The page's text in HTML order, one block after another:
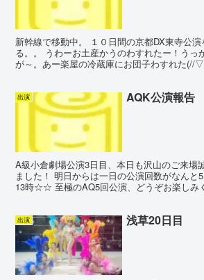
新幹線で移動中。 １０日間の京都DX東寺公
る。。 うわーお土産かうのわすれたー！うっ
が～。あー楽屋の冷蔵庫にお団子わすれた(//
出演 AQK公演報告
A級小倉劇場公演3日目、本日も沢山のご来場
ました！ 明日からは一日の公演回数がなんと
13時☆☆ 至極のAQ5回公演、どうぞお楽しみ
出演 浅草20日目